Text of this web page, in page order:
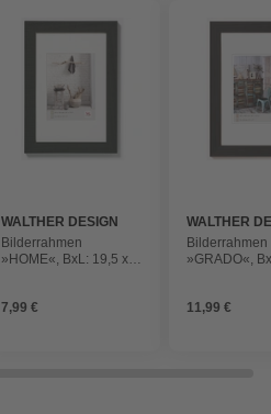
WALTHER DESIGN
Bilderrahmen
»HOME«, BxL: 19,5 x
7,99 €
WALTHER
Bilderrahmen
»GRADO«,
11,99 €